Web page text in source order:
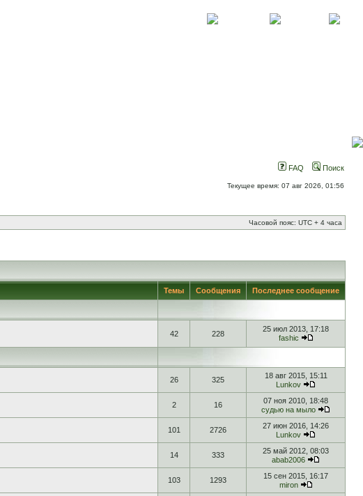
FAQ Поиск
Текущее время: 07 авг 2026, 01:56
Часовой пояс: UTC + 4 часа
Темы Сообщения Последнее сообщение
42 228
25 июл 2013, 17:18
fashic
26 325
18 авг 2015, 15:11
Lunkov
2 16
07 ноя 2010, 18:48
судью на мыло
101 2726
27 июн 2016, 14:26
Lunkov
14 333
25 май 2012, 08:03
abab2006
103 1293
15 сен 2015, 16:17
miron